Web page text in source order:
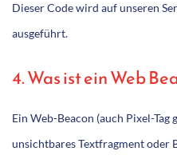
Dieser Code wird auf unseren
ausgeführt.
4. Was ist ein Web
Ein Web-Beacon (auch Pixel-Tag
unsichtbares Textfragment oder